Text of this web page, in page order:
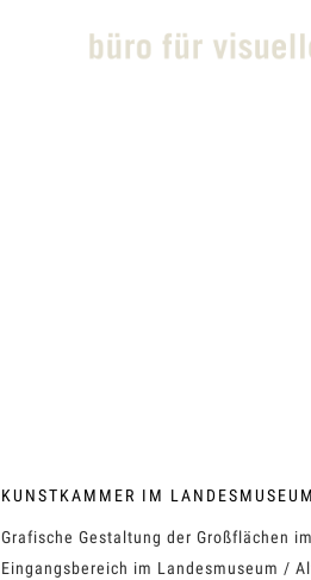
KUNSTKAMMER IM LANDESMUSEUM
Grafische Gestaltung der Großflächen im
Eingangsbereich im Landesmuseum /